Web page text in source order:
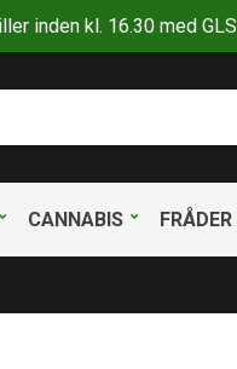
inden kl. 16.30 med GLS
CANNABIS FRÅDER